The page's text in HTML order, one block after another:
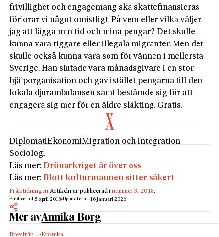
frivillighet och engagemang ska skattefinansieras
förlorar vi något omistligt. På vem eller vilka väljer
jag att lägga min tid och mina pengar? Det skulle
kunna vara tiggare eller illegala migranter. Men det
skulle också kunna vara som för vännen i mellersta
Sverige. Han slutade vara månadsgivare i en stor
hjälporganisation och gav istället pengarna till den
lokala djurambulansen samt bestämde sig för att
engagera sig mer för en äldre släkting. Gratis.
DiplomatiEkonomiMigration och integration
Sociologi
Läs mer:Drönarkriget är över oss
Läs mer:Blott kulturmannen sitter säkert
Från tidningen:Artikeln är publicerad inummer 3, 2018.
Publicerad:5 april 2018 Uppdaterad:16 januari 2026
Mer avAnnika Borg
Brev från … Krönika